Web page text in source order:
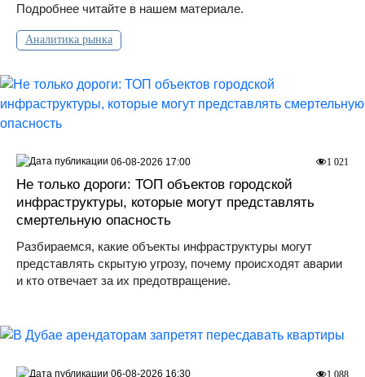
Подробнее читайте в нашем материале.
Аналитика рынка
Не только дороги: ТОП объектов городской
инфраструктуры, которые могут представлять
смертельную опасность
Разбираемся, какие объекты инфраструктуры могут
представлять скрытую угрозу, почему происходят аварии
и кто отвечает за их предотвращение.
1 021
06-08-2026 17:00
1 088
06-08-2026 16:30